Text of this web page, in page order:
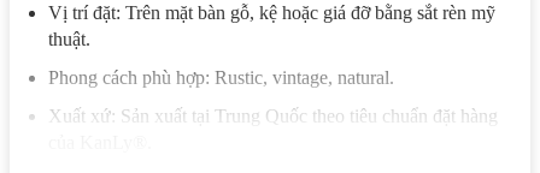
Vị trí đặt: Trên mặt bàn gỗ, kệ hoặc giá đỡ bằng sắt rèn mỹ
thuật.
Phong cách phù hợp: Rustic, vintage, natural.
Xuất xứ: Sản xuất tại Trung Quốc theo tiêu chuẩn đặt hàng